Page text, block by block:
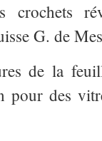
crochets
G. de
la feuille
des